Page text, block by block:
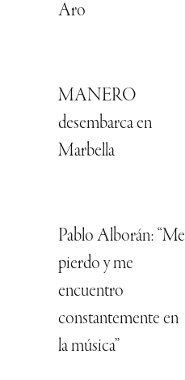
Aro
MANERO
desembarca en
Marbella
Pablo Alborán: “Me
pierdo y me
encuentro
constantemente en
la música”